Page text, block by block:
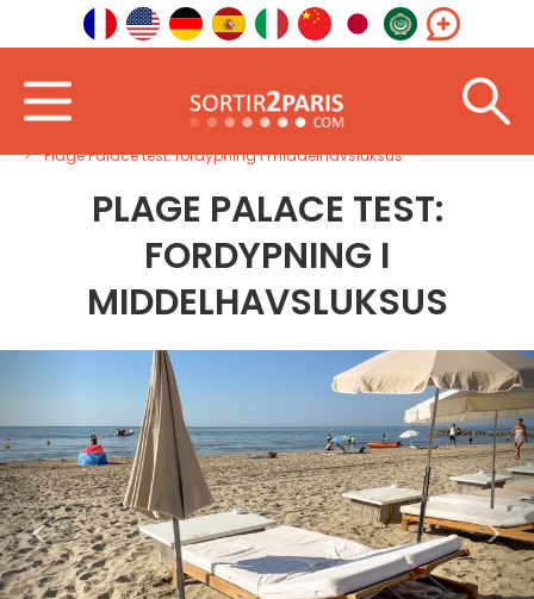
Plage Palace test: fordypning i middelhavsluksus
PLAGE PALACE TEST:
FORDYPNING I
MIDDELHAVSLUKSUS
< >